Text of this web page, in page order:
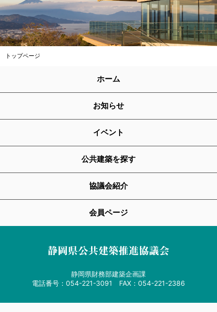
トップページ
ホーム
お知らせ
イベント
公共建築を探す
協議会紹介
会員ページ
静岡県財務部建築企画課
電話番号：054-221-3091 FAX：054-221-2386